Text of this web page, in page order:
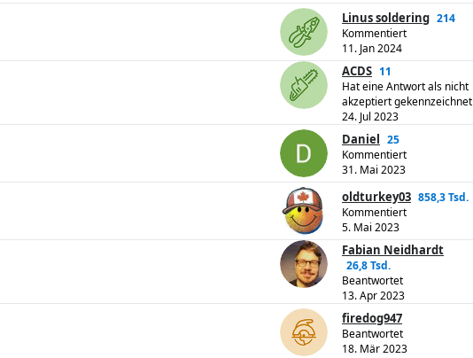
Linus soldering 214
Kommentiert
11. Jan 2024
ACDS 11
Hat eine Antwort als nicht
akzeptiert gekennzeichnet
24. Jul 2023
Daniel 25
Kommentiert
31. Mai 2023
oldturkey03 858,3 Tsd.
Kommentiert
5. Mai 2023
Fabian Neidhardt
26,8 Tsd.
Beantwortet
13. Apr 2023
firedog947
Beantwortet
18. Mär 2023